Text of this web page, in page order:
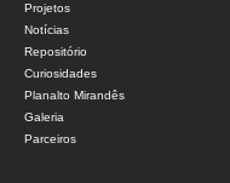
Projetos
Notícias
Repositório
Curiosidades
Planalto Mirandês
Galeria
Parceiros